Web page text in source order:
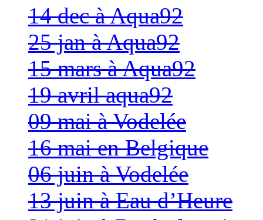
14 dec à Aqua92
25 jan à Aqua92
15 mars à Aqua92
19 avril aqua92
09 mai à Vodelée
16 mai en Belgique
06 juin à Vodelée
13 juin à Eau d’Heure